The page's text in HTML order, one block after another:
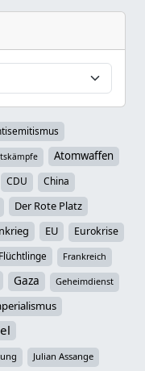
Atomwaffen
CDU
China
Der Rote Platz
EU
Eurokrise
Flüchtlinge Frankreich
Gaza Geheimdienst
Julian Assange